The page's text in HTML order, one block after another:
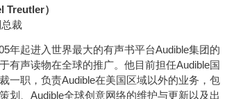
Treutler）
裁
年起进入世界最大的有声书平台Audible集团的
有声读物在全球的推广。他目前担任Audible国
一职，负责Audible在美国区域以外的业务，包
划、Audible全球创意网络的维护与更新以及出